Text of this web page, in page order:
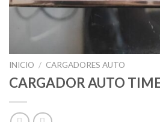
INICIO / CARGADORES AUTO
CARGADOR AUTO